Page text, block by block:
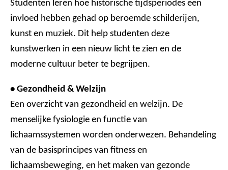
Studenten leren hoe historische tijdsperiodes een
invloed hebben gehad op beroemde schilderijen,
kunst en muziek. Dit help studenten deze
kunstwerken in een nieuw licht te zien en de
moderne cultuur beter te begrijpen.
• Gezondheid & Welzijn
Een overzicht van gezondheid en welzijn. De
menselijke fysiologie en functie van
lichaamssystemen worden onderwezen. Behandeling
van de basisprincipes van fitness en
lichaamsbeweging, en het maken van gezonde